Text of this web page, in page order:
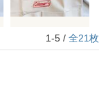
1-5 / 全21枚